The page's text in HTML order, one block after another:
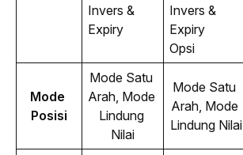
Invers &
Expiry
Invers &
Expiry
Opsi
Mode
Posisi
Mode Satu
Arah, Mode
Lindung
Nilai
Mode Satu
Arah, Mode
Lindung Nilai